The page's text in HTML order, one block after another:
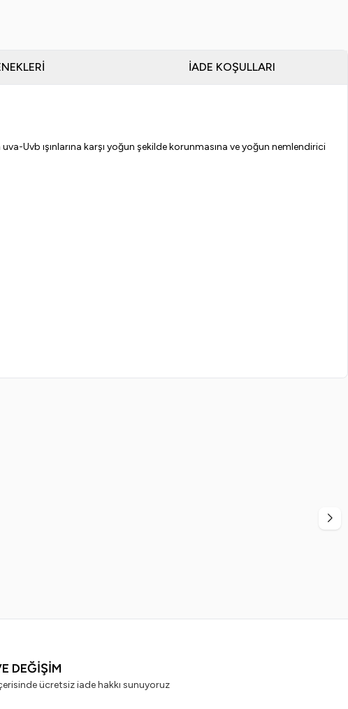
İADE KOŞULLARI
Uvb ışınlarına karşı yoğun şekilde korunmasına ve yoğun nemlendirici
TL
DEĞİŞİM
ücretsiz iade hakkı sunuyoruz